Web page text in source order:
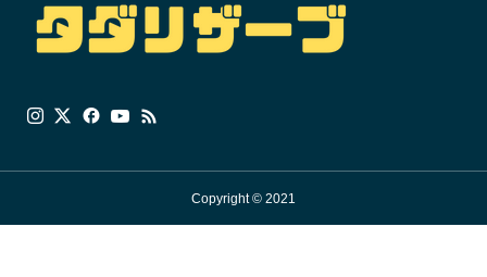
Copyright © 2021